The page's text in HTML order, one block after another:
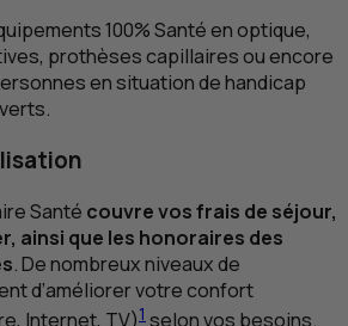
100% Santé en optique,
prothèses capillaires ou encore
en situation de handicap
Santé couvre vos frais de séjour,
ainsi que les honoraires des
. De nombreux niveaux de
d’améliorer votre confort
Internet, TV)1 selon vos besoins.